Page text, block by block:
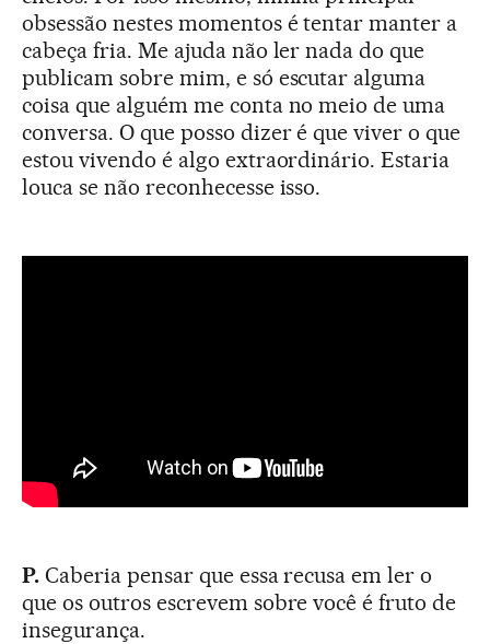
obsessão nestes momentos é tentar manter a
cabeça fria. Me ajuda não ler nada do que
publicam sobre mim, e só escutar alguma
coisa que alguém me conta no meio de uma
conversa. O que posso dizer é que viver o que
estou vivendo é algo extraordinário. Estaria
louca se não reconhecesse isso.
P. Caberia pensar que essa recusa em ler o
que os outros escrevem sobre você é fruto de
insegurança.